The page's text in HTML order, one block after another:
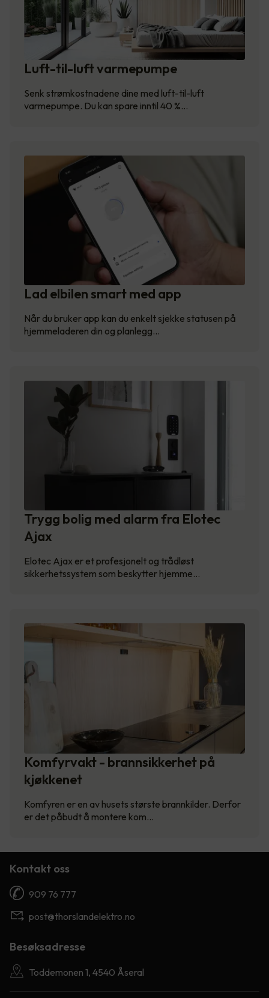
Luft-til-luft varmepumpe
Senk strømkostnadene dine med luft-til-luft
varmepumpe. Du kan spare inntil 40 %…
Lad elbilen smart med app
Når du bruker app kan du enkelt sjekke statusen på
hjemmeladeren din og planlegg…
Trygg bolig med alarm fra Elotec
Ajax
Elotec Ajax er et profesjonelt og trådløst
sikkerhetssystem som beskytter hjemme…
Komfyrvakt - brannsikkerhet på
kjøkkenet
Komfyren er en av husets største brannkilder. Derfor
er det påbudt å montere kom…
Kontakt oss
909 76 777
post@thorslandelektro.no
Besøksadresse
Toddemonen 1, 4540 Åseral